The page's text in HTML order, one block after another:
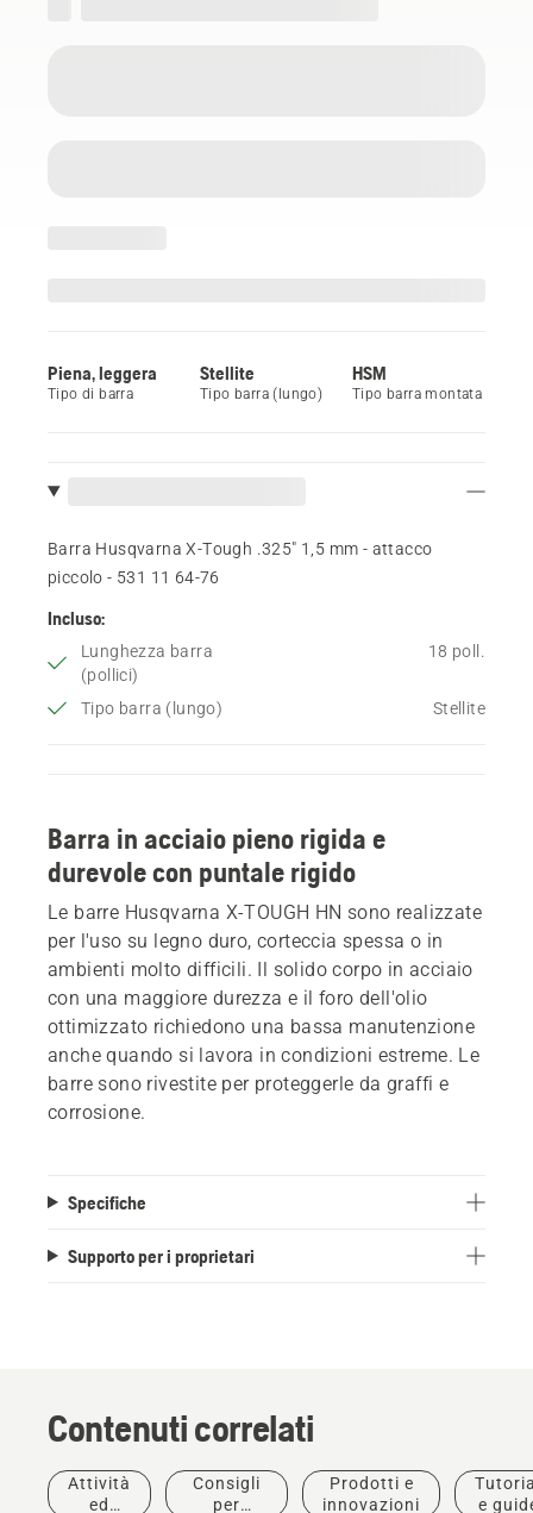
Piena, leggera
Tipo di barra
Stellite
Tipo barra (lungo)
HSM
Tipo barra montata
Barra Husqvarna X-Tough .325" 1,5 mm - attacco
piccolo - 531 11 64‑76
Incluso:
Lunghezza barra
(pollici)
18 poll.
Tipo barra (lungo) Stellite
Barra in acciaio pieno rigida e
durevole con puntale rigido
Le barre Husqvarna X-TOUGH HN sono realizzate
per l'uso su legno duro, corteccia spessa o in
ambienti molto difficili. Il solido corpo in acciaio
con una maggiore durezza e il foro dell'olio
ottimizzato richiedono una bassa manutenzione
anche quando si lavora in condizioni estreme. Le
barre sono rivestite per proteggerle da graffi e
corrosione.
Specifiche
Supporto per i proprietari
Contenuti correlati
Attività
ed
Consigli
per
Prodotti e
innovazioni
e
Prodotti e